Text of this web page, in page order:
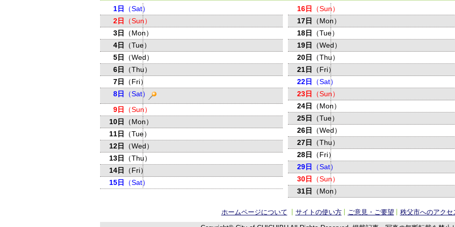
1日
（Sat）
2日
（Sun）
3日
（Mon）
4日
（Tue）
5日
（Wed）
6日
（Thu）
7日
（Fri）
8日
（Sat）
9日
（Sun）
10日
（Mon）
11日
（Tue）
12日
（Wed）
13日
（Thu）
14日
（Fri）
15日
（Sat）
16日
（Sun）
17日
（Mon）
18日
（Tue）
19日
（Wed）
20日
（Thu）
21日
（Fri）
22日
（Sat）
23日
（Sun）
24日
（Mon）
25日
（Tue）
26日
（Wed）
27日
（Thu）
28日
（Fri）
29日
（Sat）
30日
（Sun）
31日
（Mon）
ホームページについて サイトの使い方 ご意見・ご要望 秩父市へのアクセ